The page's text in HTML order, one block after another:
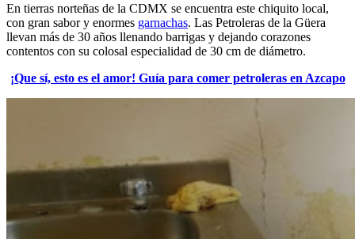
En tierras norteñas de la CDMX se encuentra este chiquito local,
con gran sabor y enormes garnachas. Las Petroleras de la Güera
llevan más de 30 años llenando barrigas y dejando corazones
contentos con su colosal especialidad de 30 cm de diámetro.
¡Que sí, esto es el amor! Guía para comer petroleras en Azcapo